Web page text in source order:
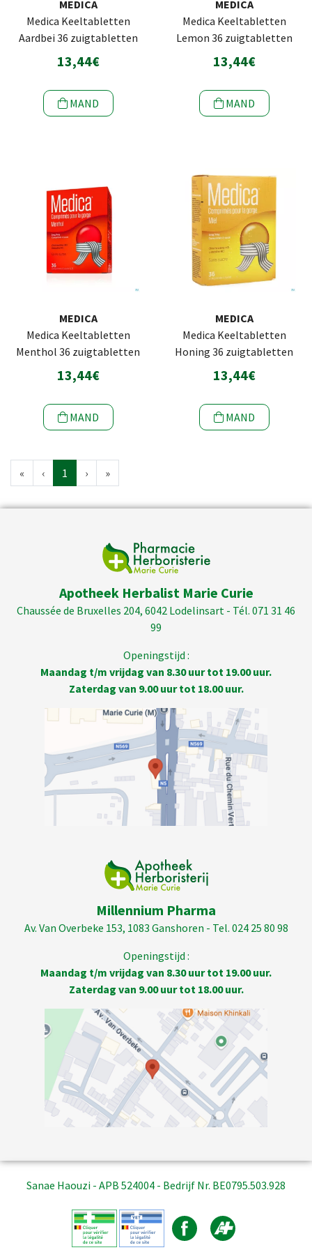
MEDICA
Medica Keeltabletten
Aardbei 36 zuigtabletten
13,44€
MAND
MEDICA
Medica Keeltabletten
Lemon 36 zuigtabletten
13,44€
MAND
MEDICA
Medica Keeltabletten
Menthol 36 zuigtabletten
13,44€
MAND
MEDICA
Medica Keeltabletten
Honing 36 zuigtabletten
13,44€
MAND
« ‹ 1 › »
Apotheek Herbalist Marie Curie
Chaussée de Bruxelles 204, 6042 Lodelinsart - Tél. 071 31 46
99
Openingstijd :
Maandag t/m vrijdag van 8.30 uur tot 19.00 uur.
Zaterdag van 9.00 uur tot 18.00 uur.
Millennium Pharma
Av. Van Overbeke 153, 1083 Ganshoren - Tel. 024 25 80 98
Openingstijd :
Maandag t/m vrijdag van 8.30 uur tot 19.00 uur.
Zaterdag van 9.00 uur tot 18.00 uur.
Sanae Haouzi - APB 524004 - Bedrijf Nr. BE0795.503.928